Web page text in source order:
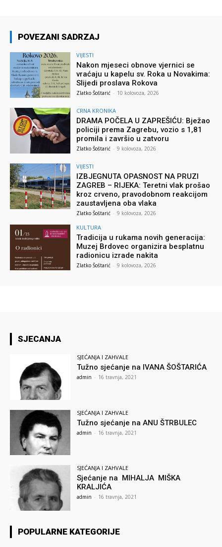
POVEZANI SADRZAJ
VIJESTI
Nakon mjeseci obnove vjernici se
vraćaju u kapelu sv. Roka u Novakima:
Slijedi proslava Rokova
Zlatko Šoštarić - 10 kolovoza, 2026
CRNA KRONIKA
DRAMA POČELA U ZAPREŠIĆU: Bježao
policiji prema Zagrebu, vozio s 1,81
promila i završio u zatvoru
Zlatko Šoštarić - 9 kolovoza, 2026
VIJESTI
IZBJEGNUTA OPASNOST NA PRUZI
ZAGREB – RIJEKA: Teretni vlak prošao
kroz crveno, pravodobnom reakcijom
zaustavljena oba vlaka
Zlatko Šoštarić - 9 kolovoza, 2026
KULTURA
Tradicija u rukama novih generacija:
Muzej Brdovec organizira besplatnu
radionicu izrade nakita
Zlatko Šoštarić - 9 kolovoza, 2026
SJECANJA
SJEĆANJA I ZAHVALE
Tužno sjećanje na IVANA ŠOŠTARIĆA
admin - 16 travnja, 2021
SJEĆANJA I ZAHVALE
Tužno sjećanje na ANU ŠTRBULEC
admin - 16 travnja, 2021
SJEĆANJA I ZAHVALE
Sjećanje na MIHALJA MIŠKA
KRALJIĆA
admin - 16 travnja, 2021
POPULARNE KATEGORIJE